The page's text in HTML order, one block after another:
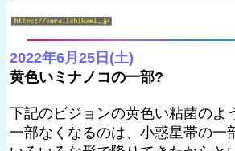
2022年6月25日(土)
黄色いミナノコの一部?
下記のビジョンの黄色い粘菌のよ
一部なくなるのは、小惑星帯の一